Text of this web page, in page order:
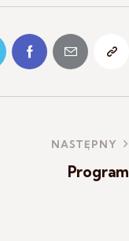
NASTĘPNY
Program